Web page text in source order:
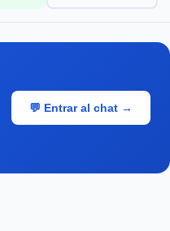
💬 Entrar al chat →